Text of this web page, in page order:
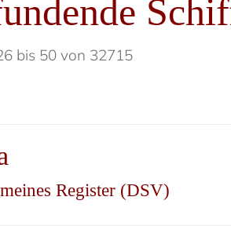
bis 50 von 32715
Register (DSV)